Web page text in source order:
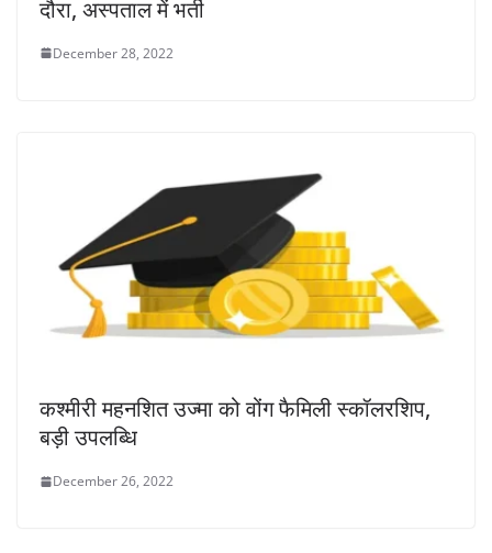
दौरा, अस्पताल में भर्ती
December 28, 2022
कश्मीरी महनशित उज्मा को वोंग फैमिली स्कॉलरशिप,
बड़ी उपलब्धि
December 26, 2022